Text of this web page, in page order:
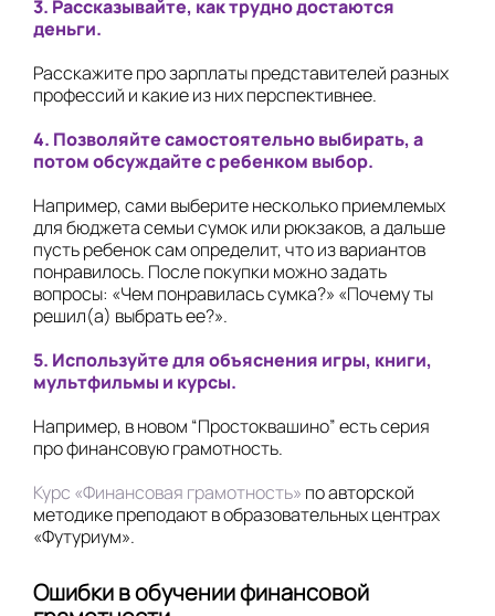
3. Рассказывайте, как трудно достаются
деньги.
Расскажите про зарплаты представителей разных
профессий и какие из них перспективнее.
4. Позволяйте самостоятельно выбирать, а
потом обсуждайте с ребенком выбор.
Например, сами выберите несколько приемлемых
для бюджета семьи сумок или рюкзаков, а дальше
пусть ребенок сам определит, что из вариантов
понравилось. После покупки можно задать
вопросы: «Чем понравилась сумка?» «Почему ты
решил(а) выбрать ее?».
5. Используйте для объяснения игры, книги,
мультфильмы и курсы.
Например, в новом “Простоквашино” есть серия
про финансовую грамотность.
Курс «Финансовая грамотность» по авторской
методике преподают в образовательных центрах
«Футуриум».
Ошибки в обучении финансовой